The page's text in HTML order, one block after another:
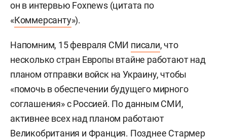
он в интервью Foxnews (цитата по
«Коммерсанту»).
Напомним, 15 февраля СМИ писали, что
несколько стран Европы втайне работают над
планом отправки войск на Украину, чтобы
«помочь в обеспечении будущего мирного
соглашения» с Россией. По данным СМИ,
активнее всех над планом работают
Великобритания и Франция. Позднее Стармер